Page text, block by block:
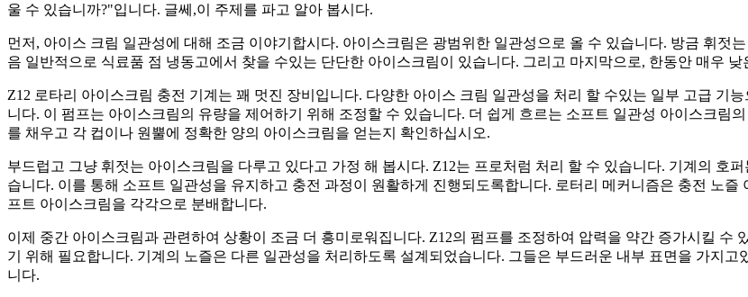
울 수 있습니까?"입니다. 글쎄,이 주제를 파고 알아 봅시다.
먼저, 아이스 크림 일관성에 대해 조금 이야기합시다. 아이스크림은 광범위한 일관성으로 올 수 있습니다. 방금 휘젓
음 일반적으로 식료품 점 냉동고에서 찾을 수있는 단단한 아이스크림이 있습니다. 그리고 마지막으로, 한동안 매우
Z12 로타리 아이스크림 충전 기계는 꽤 멋진 장비입니다. 다양한 아이스 크림 일관성을 처리 할 수있는 일부 고급 기
니다. 이 펌프는 아이스크림의 유량을 제어하기 위해 조정할 수 있습니다. 더 쉽게 흐르는 소프트 일관성 아이스크림
를 채우고 각 컵이나 원뿔에 정확한 양의 아이스크림을 얻는지 확인하십시오.
부드럽고 그냥 휘젓는 아이스크림을 다루고 있다고 가정 해 봅시다. Z12는 프로처럼 처리 할 수 ​​있습니다. 기계의 호
습니다. 이를 통해 소프트 일관성을 유지하고 충전 과정이 원활하게 진행되도록합니다. 로터리 메커니즘은 충전 노
프트 아이스크림을 각각으로 분배합니다.
이제 중간 아이스크림과 관련하여 상황이 조금 더 흥미로워집니다. Z12의 펌프를 조정하여 압력을 약간 증가시킬 수
기 위해 필요합니다. 기계의 노즐은 다른 일관성을 처리하도록 설계되었습니다. 그들은 부드러운 내부 표면을 가지
니다.